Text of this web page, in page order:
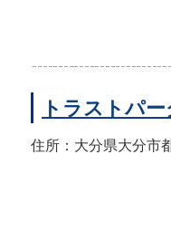
トラストパ
住所：大分県大分市